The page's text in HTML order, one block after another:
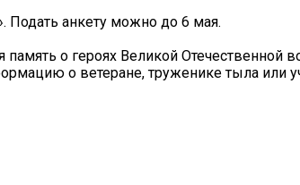
Подать анкету можно до 6 мая.
о героях Великой Отечественной
о ветеране, труженике тыла или